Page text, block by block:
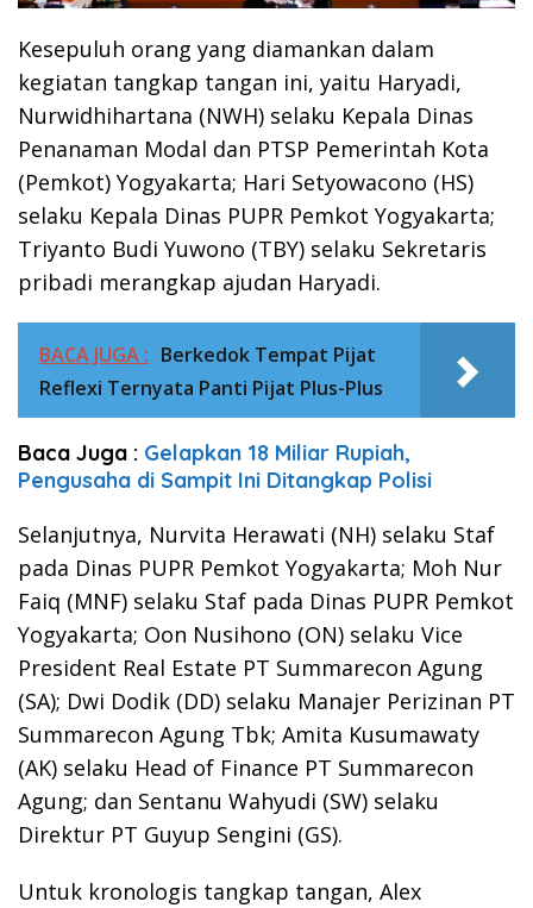
Kesepuluh orang yang diamankan dalam
kegiatan tangkap tangan ini, yaitu Haryadi,
Nurwidhihartana (NWH) selaku Kepala Dinas
Penanaman Modal dan PTSP Pemerintah Kota
(Pemkot) Yogyakarta; Hari Setyowacono (HS)
selaku Kepala Dinas PUPR Pemkot Yogyakarta;
Triyanto Budi Yuwono (TBY) selaku Sekretaris
pribadi merangkap ajudan Haryadi.
BACA JUGA : Berkedok Tempat Pijat
Reflexi Ternyata Panti Pijat Plus-Plus
Baca Juga : Gelapkan 18 Miliar Rupiah,
Pengusaha di Sampit Ini Ditangkap Polisi
Selanjutnya, Nurvita Herawati (NH) selaku Staf
pada Dinas PUPR Pemkot Yogyakarta; Moh Nur
Faiq (MNF) selaku Staf pada Dinas PUPR Pemkot
Yogyakarta; Oon Nusihono (ON) selaku Vice
President Real Estate PT Summarecon Agung
(SA); Dwi Dodik (DD) selaku Manajer Perizinan PT
Summarecon Agung Tbk; Amita Kusumawaty
(AK) selaku Head of Finance PT Summarecon
Agung; dan Sentanu Wahyudi (SW) selaku
Direktur PT Guyup Sengini (GS).
Untuk kronologis tangkap tangan, Alex